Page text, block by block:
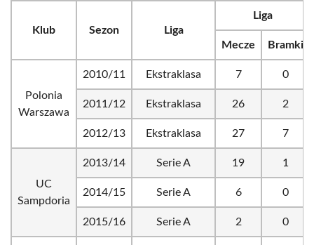
Klub Sezon Liga
Liga
Mecze Bramki
Polonia
Warszawa
2010/11 Ekstraklasa 7 0
2011/12 Ekstraklasa 26 2
2012/13 Ekstraklasa 27 7
UC
Sampdoria
2013/14 Serie A 19 1
2014/15 Serie A 6 0
2015/16 Serie A 2 0